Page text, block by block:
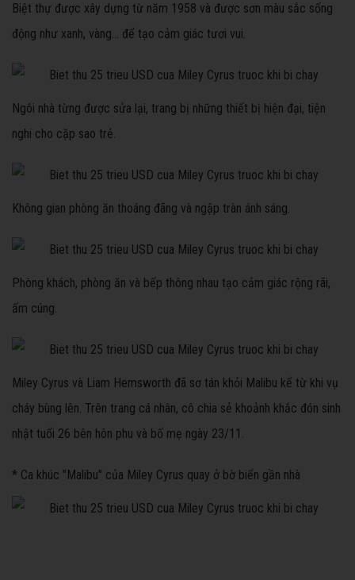
Biệt thự được xây dựng từ năm 1958 và được sơn màu sắc sống
động như xanh, vàng... để tạo cảm giác tươi vui.
Ngôi nhà từng được sửa lại, trang bị những thiết bị hiện đại, tiện
nghi cho cặp sao trẻ.
Không gian phòng ăn thoáng đãng và ngập tràn ánh sáng.
Phòng khách, phòng ăn và bếp thông nhau tạo cảm giác rộng rãi,
ấm cúng.
Miley Cyrus và Liam Hemsworth đã sơ tán khỏi Malibu kể từ khi vụ
cháy bùng lên. Trên trang cá nhân, cô chia sẻ khoảnh khắc đón sinh
nhật tuổi 26 bên hôn phu và bố mẹ ngày 23/11.
* Ca khúc "Malibu" của Miley Cyrus quay ở bờ biển gần nhà